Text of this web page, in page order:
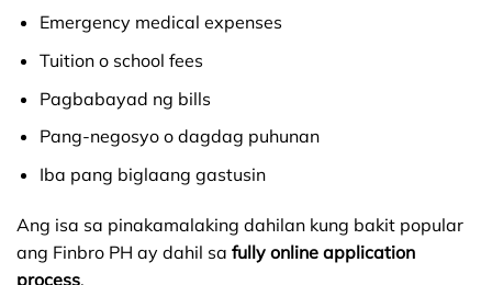
Emergency medical expenses
Tuition o school fees
Pagbabayad ng bills
Pang-negosyo o dagdag puhunan
Iba pang biglaang gastusin
Ang isa sa pinakamalaking dahilan kung bakit popular
ang Finbro PH ay dahil sa fully online application
process.